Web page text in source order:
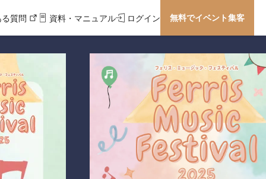
る質問 資料・マニュアル ログイン 無料でイベント集客